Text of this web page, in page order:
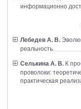
информационно
Лебедев А. В.
реальность
Селькина А. В. К
проволоки:
практическая